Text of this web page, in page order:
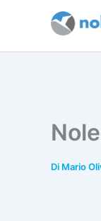
Di Mario